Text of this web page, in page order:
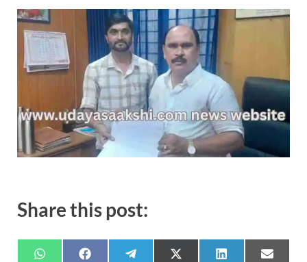
Share this post: